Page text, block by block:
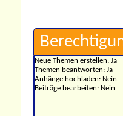
Neue Themen erstellen: Ja
Themen beantworten: Ja
Anhänge hochladen: Nein
Beiträge bearbeiten: Nein